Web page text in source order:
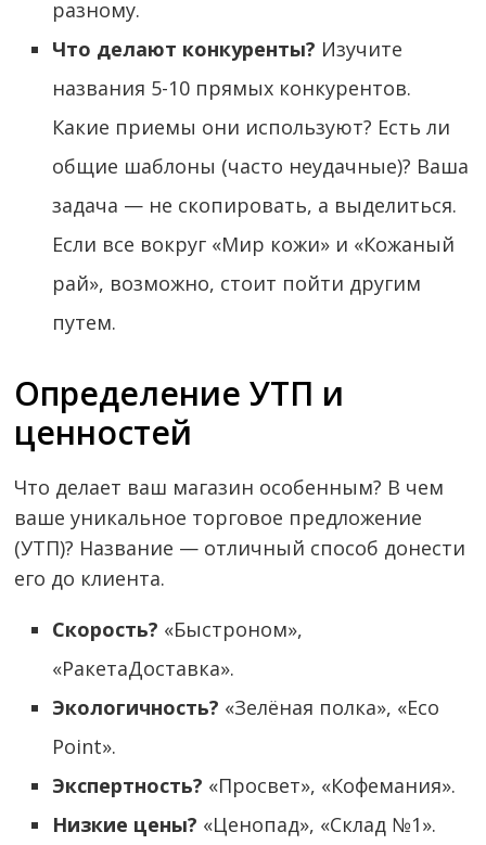
разному.
Что делают конкуренты? Изучите
названия 5-10 прямых конкурентов.
Какие приемы они используют? Есть ли
общие шаблоны (часто неудачные)? Ваша
задача — не скопировать, а выделиться.
Если все вокруг «Мир кожи» и «Кожаный
рай», возможно, стоит пойти другим
путем.
Определение УТП и
ценностей
Что делает ваш магазин особенным? В чем
ваше уникальное торговое предложение
(УТП)? Название — отличный способ донести
его до клиента.
Скорость? «Быстроном»,
«РакетаДоставка».
Экологичность? «Зелёная полка», «Eco
Point».
Экспертность? «Просвет», «Кофемания».
Низкие цены? «Ценопад», «Склад №1».